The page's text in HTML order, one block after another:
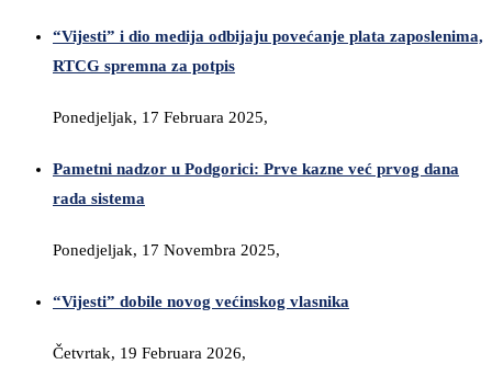
“Vijesti” i dio medija odbijaju povećanje plata zaposlenima,
RTCG spremna za potpis
Ponedjeljak, 17 Februara 2025,
Pametni nadzor u Podgorici: Prve kazne već prvog dana
rada sistema
Ponedjeljak, 17 Novembra 2025,
“Vijesti” dobile novog većinskog vlasnika
Četvrtak, 19 Februara 2026,